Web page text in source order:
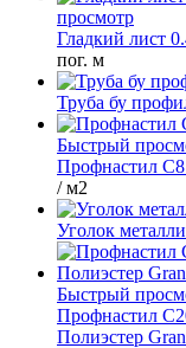
просмотр
Гладкий лист
пог. м
Труба бу
Быстрый
Профнастил С8
/ м2
Уголок
Быстрый
Профнастил
Полиэстер